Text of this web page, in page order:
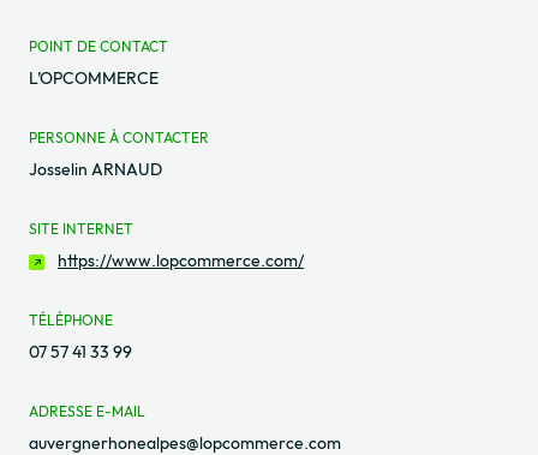
POINT DE CONTACT
L’OPCOMMERCE
PERSONNE À CONTACTER
Josselin ARNAUD
SITE INTERNET
https://www.lopcommerce.com/
TÉLÉPHONE
07 57 41 33 99
ADRESSE E-MAIL
auvergnerhonealpes@lopcommerce.com